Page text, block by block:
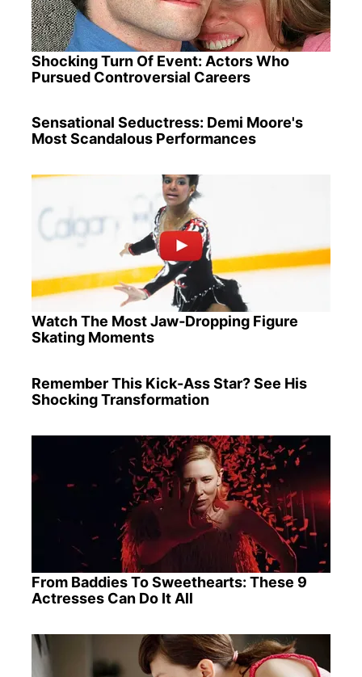
Shocking Turn Of Event: Actors Who
Pursued Controversial Careers
Sensational Seductress: Demi Moore's
Most Scandalous Performances
Watch The Most Jaw‑Dropping Figure
Skating Moments
Remember This Kick-Ass Star? See His
Shocking Transformation
From Baddies To Sweethearts: These 9
Actresses Can Do It All